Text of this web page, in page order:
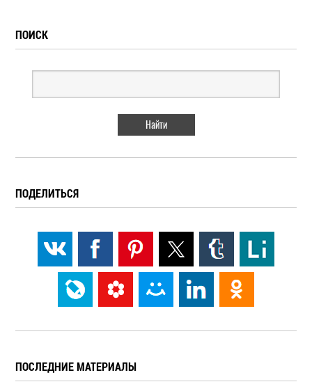
ПОИСК
ПОДЕЛИТЬСЯ
ПОСЛЕДНИЕ МАТЕРИАЛЫ